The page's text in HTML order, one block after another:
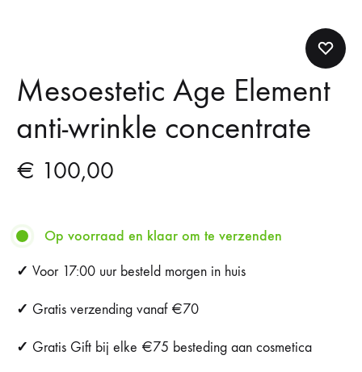
Mesoestetic Age Element
anti-wrinkle concentrate
€ 100,00
Op voorraad en klaar om te verzenden
✓ Voor 17:00 uur besteld morgen in huis
✓ Gratis verzending vanaf €70
✓ Gratis Gift bij elke €75 besteding aan cosmetica